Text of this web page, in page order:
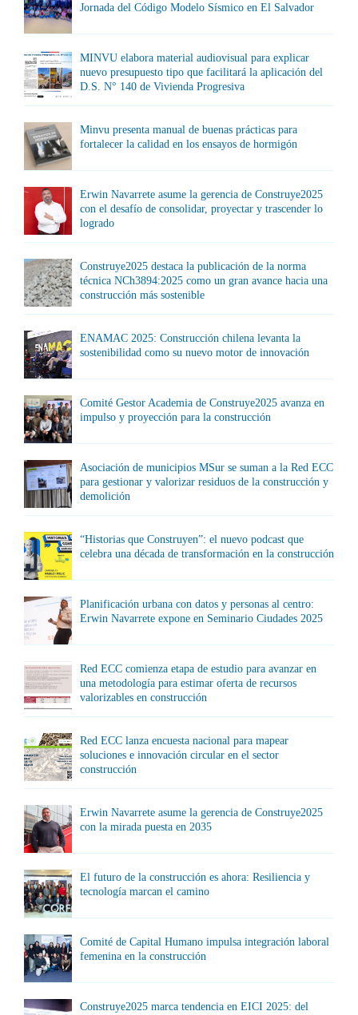
Jornada del Código Modelo Sísmico en El Salvador
MINVU elabora material audiovisual para explicar
nuevo presupuesto tipo que facilitará la aplicación del
D.S. N° 140 de Vivienda Progresiva
Minvu presenta manual de buenas prácticas para
fortalecer la calidad en los ensayos de hormigón
Erwin Navarrete asume la gerencia de Construye2025
con el desafío de consolidar, proyectar y trascender lo
logrado
Construye2025 destaca la publicación de la norma
técnica NCh3894:2025 como un gran avance hacia una
construcción más sostenible
ENAMAC 2025: Construcción chilena levanta la
sostenibilidad como su nuevo motor de innovación
Comité Gestor Academia de Construye2025 avanza en
impulso y proyección para la construcción
Asociación de municipios MSur se suman a la Red ECC
para gestionar y valorizar residuos de la construcción y
demolición
“Historias que Construyen”: el nuevo podcast que
celebra una década de transformación en la construcción
Planificación urbana con datos y personas al centro:
Erwin Navarrete expone en Seminario Ciudades 2025
Red ECC comienza etapa de estudio para avanzar en
una metodología para estimar oferta de recursos
valorizables en construcción
Red ECC lanza encuesta nacional para mapear
soluciones e innovación circular en el sector
construcción
Erwin Navarrete asume la gerencia de Construye2025
con la mirada puesta en 2035
El futuro de la construcción es ahora: Resiliencia y
tecnología marcan el camino
Comité de Capital Humano impulsa integración laboral
femenina en la construcción
Construye2025 marca tendencia en EICI 2025: del